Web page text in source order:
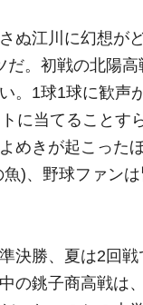
ぬ江川に幻想が
。初戦の北陽
。1球1球に歓声
に当てることす
めきが起こった
)、野球ファン
決勝、夏は2回戦
の銚子商高戦は